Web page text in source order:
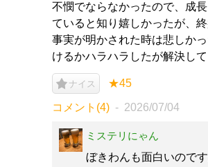
不憫でならなかったので、成
ていると知り嬉しかったが、
事実が明かされた時は悲しか
けるかハラハラしたが解決し
ナイス ★45
コメント(4) 2026/07/04
ミステリにゃん
ぼきわんも面白いので